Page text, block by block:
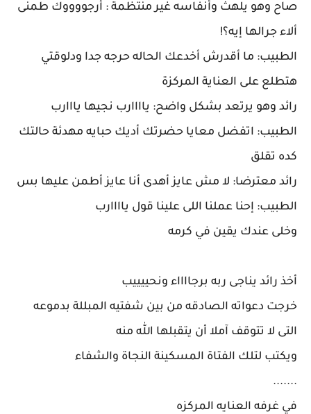
صاح وهو يلهث وأنفاسه غير منتظمة : أرجووووك طمنى
ألاء جرالها إيه؟!
الطبيب: ما أقدرش أخدعك الحاله حرجه جدا ودلوقتي
هتطلع على العناية المركزة
رائد وهو يرتعد بشكل واضح: ياااارب نجيها يااارب
الطبيب: اتفضل معايا حضرتك أديك حبايه مهدئة حالتك
كده تقلق
رائد معترضا: لا مش عايز أهدى أنا عايز أطمن عليها بس
الطبيب: إحنا عملنا اللى علينا قول ياااارب
وخلى عندك يقين في كرمه
أخذ رائد يناجى ربه برجااااء ونحييييب
خرجت دعواته الصادقه من بين شفتيه المبللة بدموعه
التى لا تتوقف آملا أن يتقبلها الله منه
ويكتب لتلك الفتاة المسكينة النجاة والشفاء
.......
في غرفه العنايه المركزه